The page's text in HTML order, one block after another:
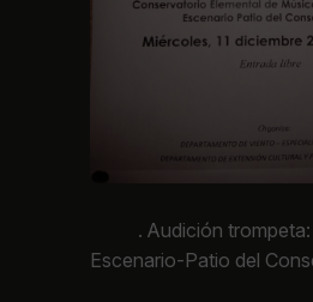
. Audición trompeta:
Escenario-Patio del